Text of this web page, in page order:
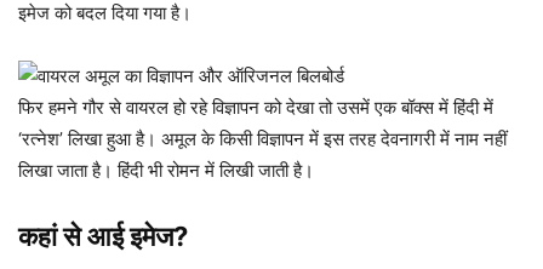
इमेज को बदल दिया गया है।
फिर हमने गौर से वायरल हो रहे विज्ञापन को देखा तो उसमें एक बॉक्स में हिंदी में
‘रत्नेश’ लिखा हुआ है। अमूल के किसी विज्ञापन में इस तरह देवनागरी में नाम नहीं
लिखा जाता है। हिंदी भी रोमन में लिखी जाती है।
कहां से आई इमेज?